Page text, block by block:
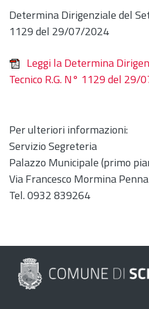
Determina Dirigenziale del
1129 del 29/07/2024
Leggi la Determina
Tecnico R.G. N° 1129 del 29/
Per ulteriori informazioni:
Servizio Segreteria
Palazzo Municipale (primo
Via Francesco Mormina
Tel. 0932 839264